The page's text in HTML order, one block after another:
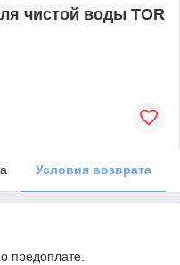
чистой воды TOR
Условия возврата
предоплате.